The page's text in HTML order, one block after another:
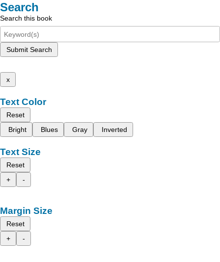
Search
Search this book
Submit Search
x
Text Color
Reset
Bright
Blues Gray Inverted
Text Size
Reset
+
-
Margin Size
Reset
+
-